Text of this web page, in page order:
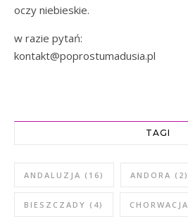
oczy niebieskie.
w razie pytań:
kontakt@poprostumadusia.pl
TAGI
ANDALUZJA (16) ANDORA (2)
BIESZCZADY (4) CHORWACJA